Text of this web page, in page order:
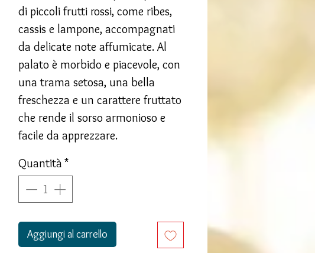
di piccoli frutti rossi, come ribes,
cassis e lampone, accompagnati
da delicate note affumicate. Al
palato è morbido e piacevole, con
una trama setosa, una bella
freschezza e un carattere fruttato
che rende il sorso armonioso e
facile da apprezzare.
Quantità *
Aggiungi al carrello